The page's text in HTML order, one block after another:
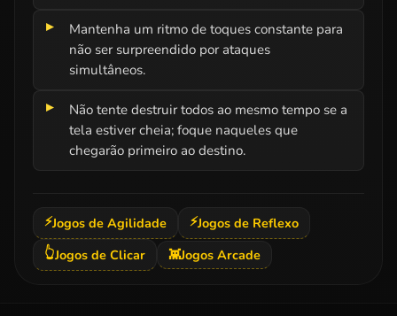
Mantenha um ritmo de toques constante para
não ser surpreendido por ataques
simultâneos.
Não tente destruir todos ao mesmo tempo se a
tela estiver cheia; foque naqueles que
chegarão primeiro ao destino.
⚡Jogos de Agilidade ⚡Jogos de Reflexo
👆Jogos de Clicar 👾Jogos Arcade